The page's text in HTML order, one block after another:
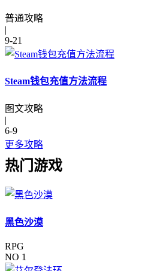
普通攻略
|
9-21
Steam钱包充值方法流程
图文攻略
|
6-9
更多攻略
热门游戏
黑色沙漠
RPG
NO 1